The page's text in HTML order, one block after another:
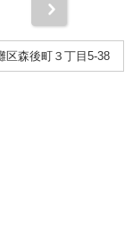
区森後町３丁目5-38